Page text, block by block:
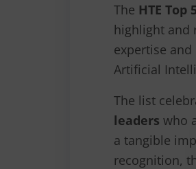
The HTE
highlight and
expertise
Artificial
The list
leaders who
a tangible
recognition,